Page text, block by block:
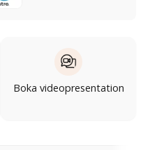
Boka videopresentation